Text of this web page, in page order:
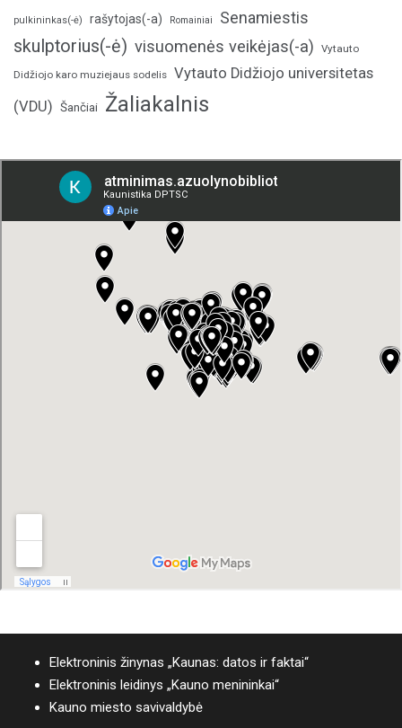
pulkininkas(-ė) rašytojas(-a) Romainiai Senamiestis
skulptorius(-ė) visuomenės veikėjas(-a) Vytauto
Didžiojo karo muziejaus sodelis Vytauto Didžiojo universitetas
(VDU) Šančiai Žaliakalnis
Elektroninis žinynas „Kaunas: datos ir faktai“
Elektroninis leidinys „Kauno menininkai“
Kauno miesto savivaldybė